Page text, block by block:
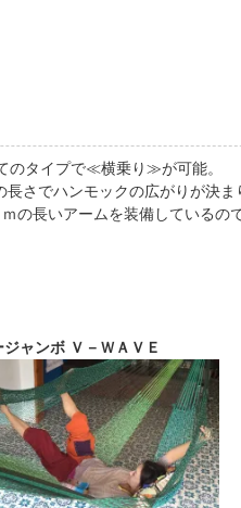
のタイプで≪横乗り≫が可能。
さでハンモックの広がりが決ま
の長いアームを装備しているの
ジャンボ Ｖ－ＷＡＶＥ